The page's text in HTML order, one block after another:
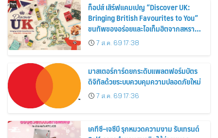
ท็อปส์ เสิร์ฟแคมเปญ “Discover UK:
Bringing British Favourites to You”
ขนทัพของอร่อยและไอเท็มฮิตจากสหราช
อาณาจักร ส่งตรงถึงมือตั้งแต่วันนี้ – 18
สิงหาคมนี้
7 ส.ค. 69 17:38
มาสเตอร์การ์ดยกระดับแพลตฟอร์มบัตร
ดิจิทัลด้วยระบบควบคุมความปลอดภัยใหม่
7 ส.ค. 69 17:36
เคทีซี–เจซีบี รุกหมวดความงาม รับเทรนด์